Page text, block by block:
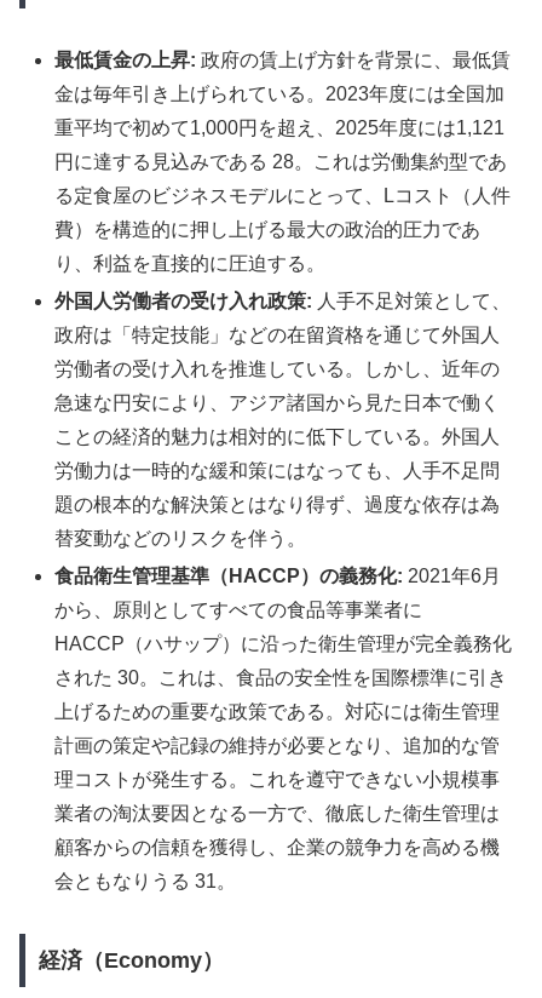
最低賃金の上昇: 政府の賃上げ方針を背景に、最低賃
金は毎年引き上げられている。2023年度には全国加
重平均で初めて1,000円を超え、2025年度には1,121
円に達する見込みである 28。これは労働集約型であ
る定食屋のビジネスモデルにとって、Lコスト（人件
費）を構造的に押し上げる最大の政治的圧力であ
り、利益を直接的に圧迫する。
外国人労働者の受け入れ政策: 人手不足対策として、
政府は「特定技能」などの在留資格を通じて外国人
労働者の受け入れを推進している。しかし、近年の
急速な円安により、アジア諸国から見た日本で働く
ことの経済的魅力は相対的に低下している。外国人
労働力は一時的な緩和策にはなっても、人手不足問
題の根本的な解決策とはなり得ず、過度な依存は為
替変動などのリスクを伴う。
食品衛生管理基準（HACCP）の義務化: 2021年6月
から、原則としてすべての食品等事業者に
HACCP（ハサップ）に沿った衛生管理が完全義務化
された 30。これは、食品の安全性を国際標準に引き
上げるための重要な政策である。対応には衛生管理
計画の策定や記録の維持が必要となり、追加的な管
理コストが発生する。これを遵守できない小規模事
業者の淘汰要因となる一方で、徹底した衛生管理は
顧客からの信頼を獲得し、企業の競争力を高める機
会ともなりうる 31。
経済（Economy）